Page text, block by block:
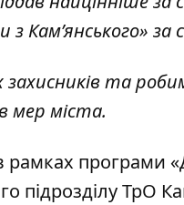
Кам’янського» за
та
мер міста.
рамках програми
підрозділу ТрО